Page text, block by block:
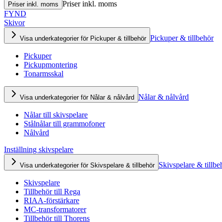
Priser inkl. moms Priser inkl. moms
FYND
Skivor
Visa underkategorier för Pickuper & tillbehör Pickuper & tillbehör
Pickuper
Pickupmontering
Tonarmsskal
Visa underkategorier för Nålar & nålvård Nålar & nålvård
Nålar till skivspelare
Stålnålar till grammofoner
Nålvård
Inställning skivspelare
Visa underkategorier för Skivspelare & tillbehör Skivspelare &
Skivspelare
Tillbehör till Rega
RIAA-förstärkare
MC-transformatorer
Tillbehör till Thorens